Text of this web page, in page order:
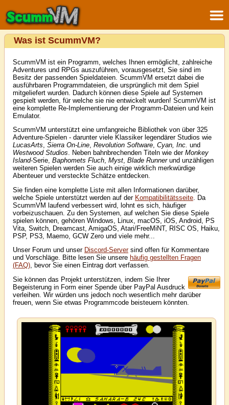
Was ist ScummVM?
ScummVM ist ein Programm, welches Ihnen ermöglicht, zahlreiche
Adventures und RPGs auszuführen, vorausgesetzt, Sie sind im
Besitz der passenden Spieldateien. ScummVM ersetzt dabei die
ausführbaren Programmdateien, die ursprünglich mit dem Spiel
mitgeliefert wurden. Dadurch können diese Spiele auf Systemen
gespielt werden, für welche sie nie entwickelt wurden! ScummVM ist
eine komplette Re-Implementierung der Programm-Dateien und kein
Emulator.
ScummVM unterstützt eine umfangreiche Bibliothek von über 325
Adventure-Spielen - darunter viele Klassiker legendärer Studios wie
LucasArts, Sierra On-Line, Revolution Software, Cyan, Inc. und
Westwood Studios. Neben bahnbrechenden Titeln wie der Monkey
Island-Serie, Baphomets Fluch, Myst, Blade Runnerund unzähligen
weiteren Spielen werden Sie auch einige wirklich merkwürdige
Abenteuer und versteckte Schätze entdecken.
Sie finden eine komplette Liste mit allen Informationen darüber,
welche Spiele unterstützt werden auf der Kompatibilitätsseite . Da
ScummVM laufend verbessert wird, lohnt es sich, häufiger
vorbeizuschauen. Zu den Systemen, auf welchen Sie diese Spiele
spielen können, gehören Windows, Linux, macOS, iOS, Android, PS
Vita, Switch, Dreamcast, AmigaOS, Atari/FreeMiNT, RISC OS, Haiku,
PSP, PS3, Maemo, GCW Zero und viele mehr...
Unser Forum und unser Discord-Serversind offen für Kommentare
und Vorschläge. Bitte lesen Sie unsere häufig gestellten Fragen
(FAQ), bevor Sie einen Eintrag dort verfassen.
Sie können das Projekt unterstützen, indem Sie Ihrer
Begeisterung in Form einer Spende über PayPal Ausdruck
verleihen. Wir würden uns jedoch noch wesentlich mehr darüber
freuen, wenn Sie etwas Programmcode beisteuern könnten.